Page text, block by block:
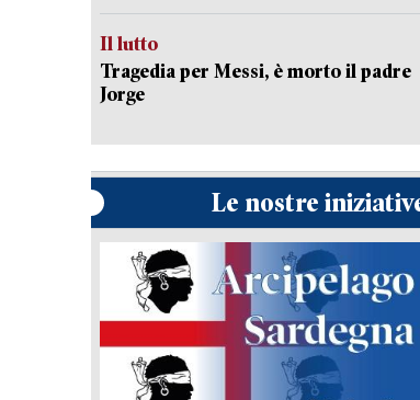
Il lutto
Tragedia per Messi, è morto il padre
Jorge
Le nostre